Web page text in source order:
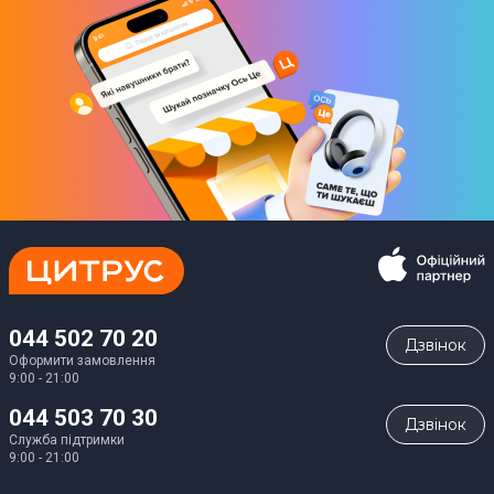
044 502 70 20
Оформити замовлення
9:00 - 21:00
Дзвiнок
044 503 70 30
Служба підтримки
9:00 - 21:00
Дзвiнок